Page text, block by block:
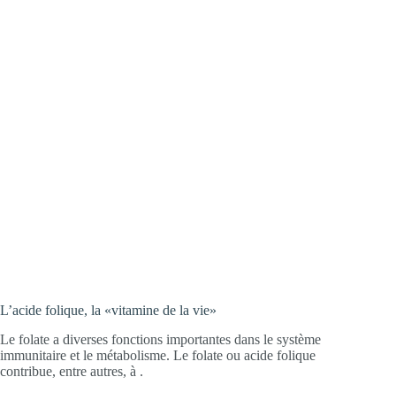
L’acide folique, la «vitamine de la vie»
Le folate a diverses fonctions importantes dans le système
immunitaire et le métabolisme. Le folate ou acide folique
contribue, entre autres, à .